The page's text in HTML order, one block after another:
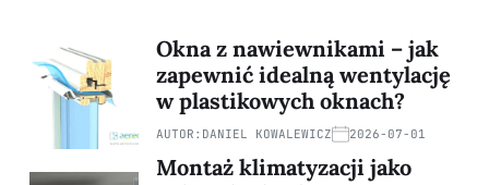
Okna z nawiewnikami – jak
zapewnić idealną wentylację
w plastikowych oknach?
AUTOR: DANIEL KOWALEWICZ 2026-07-01
Montaż klimatyzacji jako